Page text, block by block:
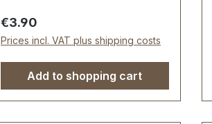
hochwertig galvanisch veredelt,
somit dauerhaft farbecht und
schön. Durchlassweite: 50 mm,
Durchlasshöhe: ca. 20 mm.
Lieferumfang: 1 Stück
Schiebeschnalle mit
Regular price:
€3.90
Prices incl. VAT plus shipping costs
Add to shopping cart